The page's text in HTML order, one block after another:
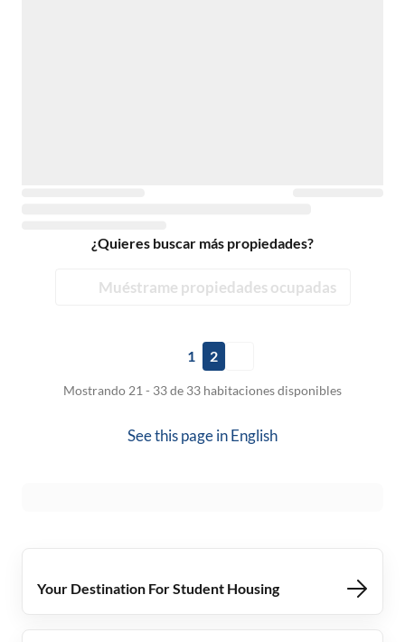
¿Quieres buscar más propiedades?
Muéstrame propiedades ocupadas
1 2
Mostrando 21 - 33 de 33 habitaciones disponibles
See this page inEnglish
Your Destination For Student Housing